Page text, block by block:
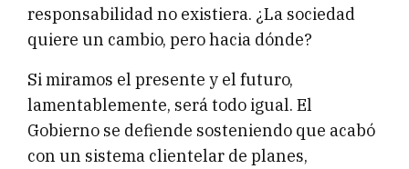
responsabilidad no existiera. ¿La sociedad
quiere un cambio, pero hacia dónde?
Si miramos el presente y el futuro,
lamentablemente, será todo igual. El
Gobierno se defiende sosteniendo que acabó
con un sistema clientelar de planes,